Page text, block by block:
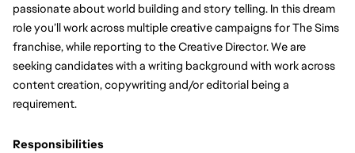
passionate about world building and story telling. In this dream
role you’ll work across multiple creative campaigns for The Sims
franchise, while reporting to the Creative Director. We are
seeking candidates with a writing background with work across
content creation, copywriting and/or editorial being a
requirement.
Responsibilities